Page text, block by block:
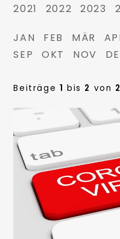
2021
2022 2023
JAN FEB MÄR
SEP
OKT NOV
Beiträge 1 bis 2 von 2